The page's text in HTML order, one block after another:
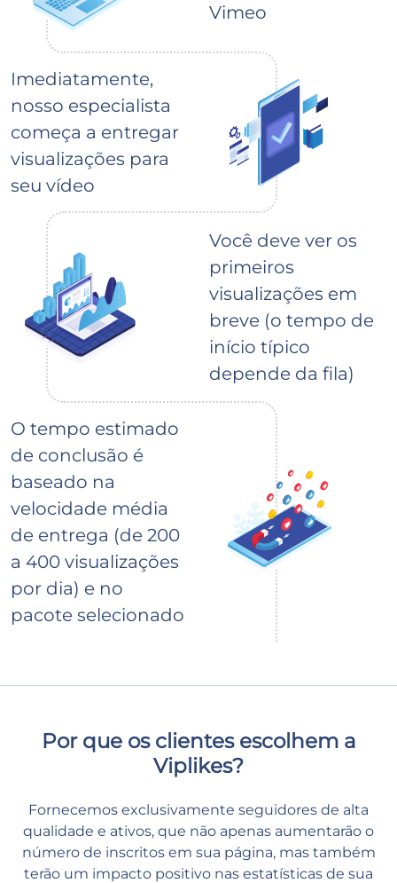
Vimeo
Imediatamente,
nosso especialista
começa a entregar
visualizações para
seu vídeo
Você deve ver os
primeiros
visualizações em
breve (o tempo de
início típico
depende da fila)
O tempo estimado
de conclusão é
baseado na
velocidade média
de entrega (de 200
a 400 visualizações
por dia) e no
pacote selecionado
Por que os clientes escolhem a
Viplikes?
Fornecemos exclusivamente seguidores de alta
qualidade e ativos, que não apenas aumentarão o
número de inscritos em sua página, mas também
terão um impacto positivo nas estatísticas de sua